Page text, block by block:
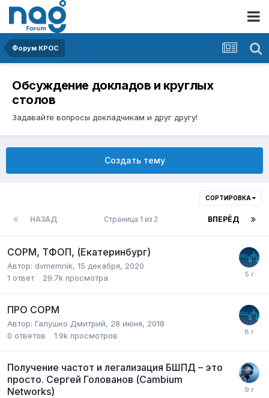
Форум КРОС
Обсуждение докладов и круглых
столов
Задавайте вопросы докладчикам и друг другу!
Создать тему
СОРТИРОВКА
НАЗАД ВПЕРЁД
Страница 1 из 2
СОРМ, ТФОП, (Екатеринбург)
Автор: dvmemnik, 15 декабря, 2020
1 ответ 29.7k просмотра
ПРО СОРМ
Автор: Галушко Дмитрий, 28 июня, 2018
0 ответов 1.9k просмотров
Получение частот и легализация БШПД – это
просто. Сергей Голованов (Cambium
Networks)